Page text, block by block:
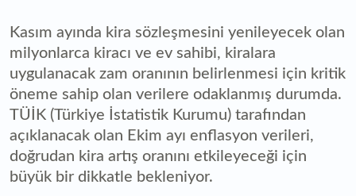
Kasım ayında kira sözleşmesini yenileyecek olan
milyonlarca kiracı ve ev sahibi, kiralara
uygulanacak zam oranının belirlenmesi için kritik
öneme sahip olan verilere odaklanmış durumda.
TÜİK (Türkiye İstatistik Kurumu) tarafından
açıklanacak olan Ekim ayı enflasyon verileri,
doğrudan kira artış oranını etkileyeceği için
büyük bir dikkatle bekleniyor.